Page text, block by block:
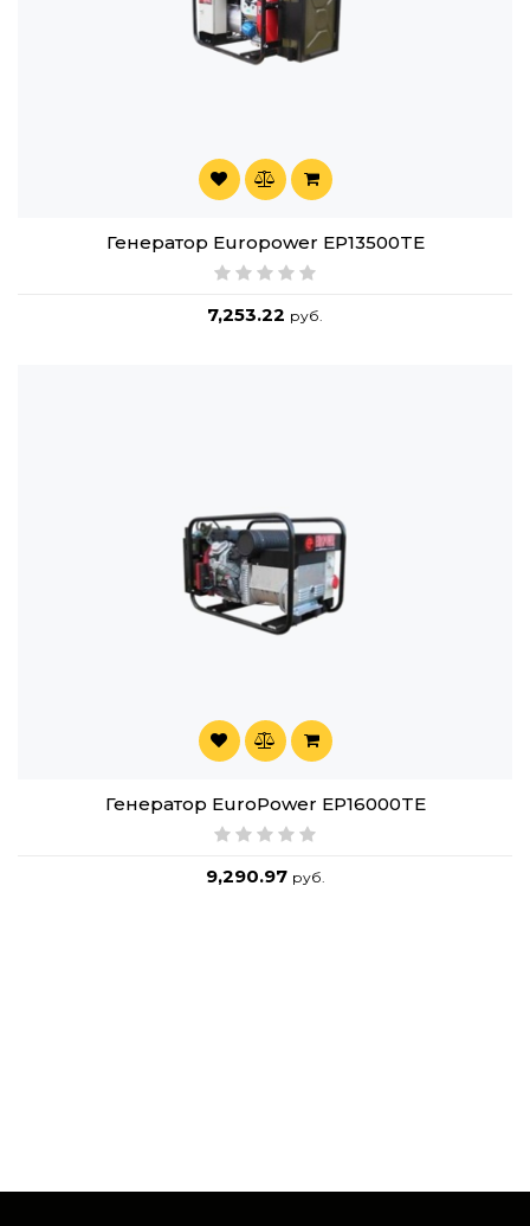
Генератор Europower EP13500TE
7,253.22 руб.
Генератор EuroPower EP16000TE
9,290.97 руб.